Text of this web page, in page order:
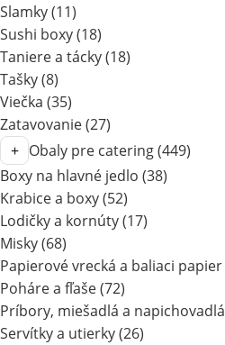
Slamky(11)
Sushi boxy(18)
Taniere a tácky(18)
Tašky(8)
Viečka (35)
Zatavovanie(27)
Obaly pre catering(449)
Boxy na hlavné jedlo (38)
Krabice a boxy(52)
Lodičky a kornúty(17)
Misky(68)
Papierové vrecká a baliaci papier
Poháre a fľaše(72)
Príbory, miešadlá a napichovadlá
Servítky a utierky(26)